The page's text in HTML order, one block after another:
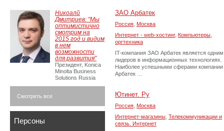
ЗАО Арбатек
Россия Москва
Интернет - web-хостинг, Компьютеры,
оргтехника
IT-компания ЗАО Арбатек является одним
лидеров в информационных технологиях.
Наиболее успешными сферами компании
Арбатек …
Ютинет. Ру
Россия Москва
Интернет-магазины Телекоммуникации и
связь. Интернет
Никоалй
Дмитриев: "Мы
оптимистично
смотрим на
2015 год и видим
в нем
возможности
для развития"
Президент, Konica
Minolta Business
Solutions Russia
Смотреть все
Персоны